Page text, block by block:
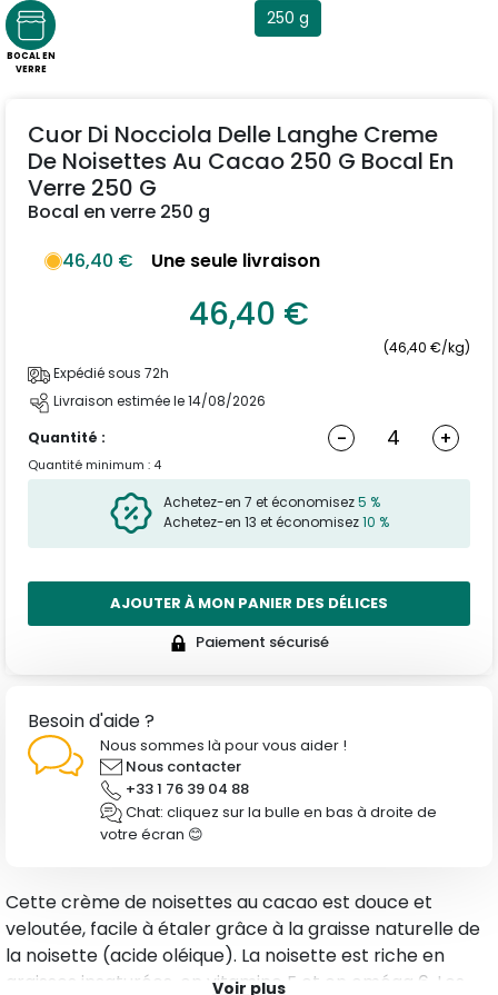
BOCAL EN
VERRE
250 g
Cuor Di Nocciola Delle Langhe Creme
De Noisettes Au Cacao 250 G Bocal En
Verre 250 G
Bocal en verre 250 g
46,40 €
Une seule livraison
46,40 €
(46,40 €/kg)
Expédié sous 72h
Livraison estimée le 14/08/2026
Quantité :
- +
Quantité minimum : 4
Achetez-en 7 et économisez5 %
Achetez-en 13 et économisez10 %
AJOUTER À MON PANIER DES DÉLICES
Paiement sécurisé
Besoin d'aide ?
Nous sommes là pour vous aider !
Nous contacter
+33 1 76 39 04 88
Chat: cliquez sur la bulle en bas à droite de
votre écran 😊
Cette crème de noisettes au cacao est douce et
veloutée, facile à étaler grâce à la graisse naturelle de
la noisette (acide oléique). La noisette est riche en
graisses insaturées, en vitamine E et en oméga 6. Les
Voir plus